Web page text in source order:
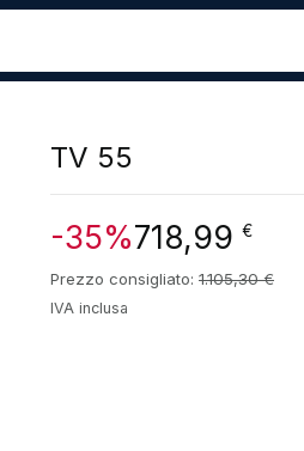
TV 55
-35%718,99 €
Prezzo consigliato: 1.105,30€
IVA inclusa